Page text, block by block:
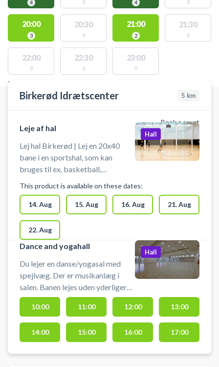
4 0 4 0
20:00
3
20:30
0
21:00
2
21:30
0
22:00
0
22:30
0
23:00
0
FACILITIES WITH AVAILABLE ACTIVITIES
Birkerød Idrætscenter 5 km
Book a court
Leje af hal
Lej hal Birkerød | Lej en 20x40
bane i en sportshal, som kan
bruges til ex. basketball,
andre bevægelsesaktiviteter.
Hallen lejes uden udstyr, så husk at
medbringe ketcher, bat og bolde
m.m. Der er mulighed for
omklædning og bad.
Hall
This product is available on these dates:
14. Aug 15. Aug 16. Aug 21. Aug
22. Aug
Dance and yogahall
Du lejer en danse/yogasal med
spejlvæg. Der er musikanlæg i
salen. Banen lejes uden yderligere
udstyr. Man må ikke spille med
bold i salen. Der er mulighed for
omklædning og bad.
Hall
10:00 11:00 12:00 13:00
14:00 15:00 16:00 17:00